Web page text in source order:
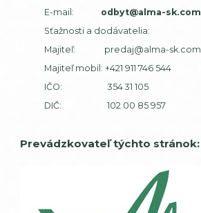
E-mail: odbyt@alma-sk.com
Sťažnosti a dodávatelia:
Majiteľ: predaj@alma-sk.com
Majiteľ mobil: +421 911 746 544
IČO: 354 31 105
DIČ: 102 00 85 957
Prevádzkovateľ týchto stránok: